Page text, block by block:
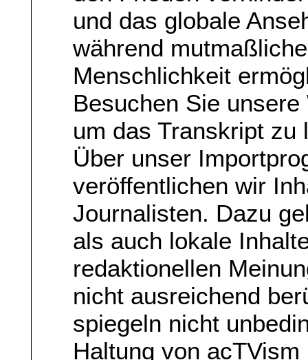
und das globale
während
Menschlichkeit
Besuchen Sie
um das Transkript zu
Über unser
veröffentlichen wir
Journalisten. Dazu
als auch lokale
redaktionellen
nicht ausreichend
spiegeln nicht
Haltung von